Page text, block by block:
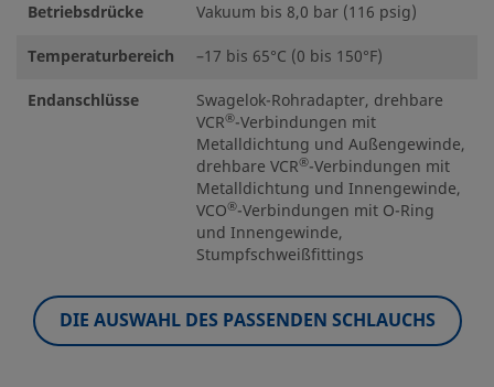
Betriebsdrücke
Vakuum bis 8,0 bar (116 psig)
Temperaturbereich
–17 bis 65°C (0 bis 150°F)
Endanschlüsse
Swagelok-Rohradapter, drehbare
VCR®-Verbindungen mit
Metalldichtung und Außengewinde,
drehbare VCR®-Verbindungen mit
Metalldichtung und Innengewinde,
VCO®-Verbindungen mit O-Ring
und Innengewinde,
Stumpfschweißfittings
DIE AUSWAHL DES PASSENDEN SCHLAUCHS